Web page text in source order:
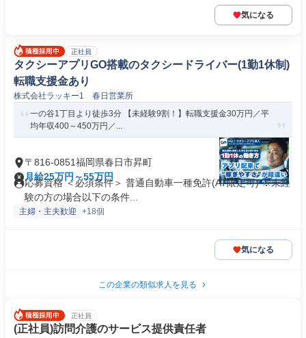
気になる
正社員
タクシーアプリGO搭載のタクシードライバー(1勤1休制)
転職支援金あり
株式会社ラッキー1 春日営業所
一の谷1丁目より徒歩3分 【未経験9割！】転職支援金30万円／平
均年収400～450万円／...
〒816-0851福岡県春日市昇町
月給25万円～55万円
応募資格 ＜必須条件＞ 普通自動車一種免許(AT限定可) ※未経
験の方の場合以下の条件...
主婦・主夫歓迎 +18個
気になる
この企業の類似求人を見る
正社員
(正社員)訪問介護のサービス提供責任者